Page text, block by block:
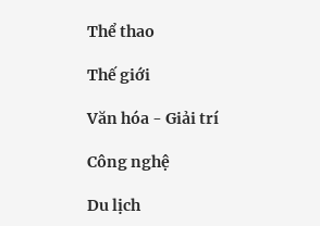
Thể thao
Thế giới
Văn hóa - Giải trí
Công nghệ
Du lịch